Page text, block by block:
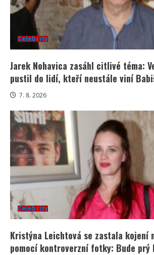
Celebrity
Jarek Nohavica zasáhl citlivé téma:
pustil do lidí, kteří neustále viní
7. 8. 2026
Celebrity
Kristýna Leichtová se zastala kojení
pomocí kontroverzní fotky: Bude prý